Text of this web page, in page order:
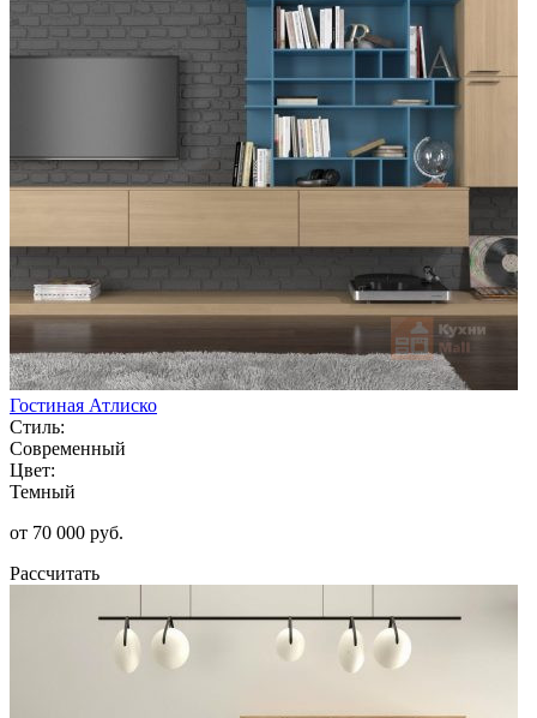
Гостиная Атлиско
Стиль:
Современный
Цвет:
Темный
от 70 000 руб.
Рассчитать